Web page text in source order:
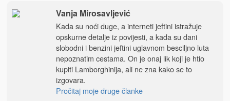
Vanja Mirosavljević
Kada su noći duge, a interneti jeftini istražuje
opskurne detalje iz povijesti, a kada su dani
slobodni i benzini jeftini uglavnom besciljno luta
nepoznatim cestama. On je onaj lik koji je htio
kupiti Lamborghinija, ali ne zna kako se to
izgovara.
Pročitaj moje druge članke